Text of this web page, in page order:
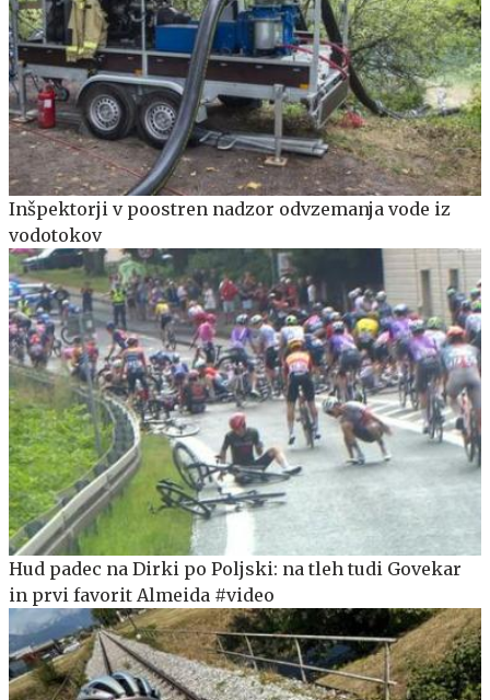
Inšpektorji v poostren nadzor odvzemanja vode iz
vodotokov
Hud padec na Dirki po Poljski: na tleh tudi Govekar
in prvi favorit Almeida #video